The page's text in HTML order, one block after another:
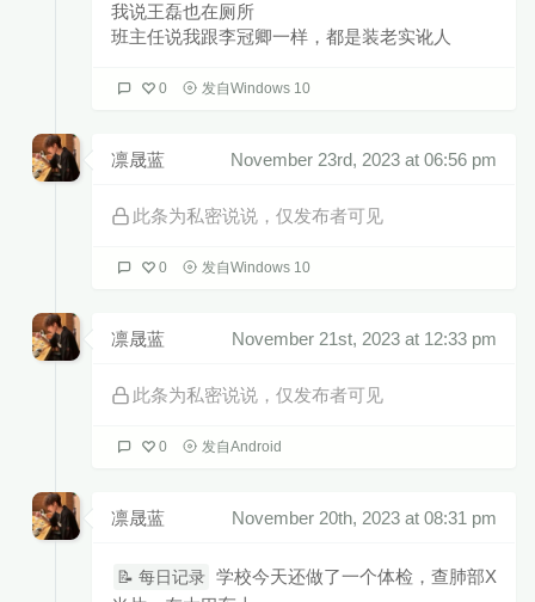
我说王磊也在厕所
班主任说我跟李冠卿一样，都是装老实讹人
0 发自Windows 10
凛晟蓝 November 23rd, 2023 at 06:56 pm
此条为私密说说，仅发布者可见
0 发自Windows 10
凛晟蓝 November 21st, 2023 at 12:33 pm
此条为私密说说，仅发布者可见
0 发自Android
凛晟蓝 November 20th, 2023 at 08:31 pm
📝 每日记录 学校今天还做了一个体检，查肺部X